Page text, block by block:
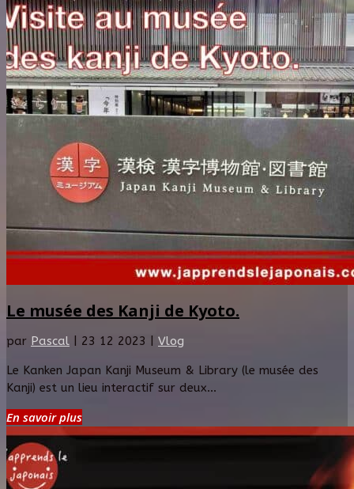
Le musée des Kanji de Kyoto.
par Pascal 23 12 2023 Vlog
Le Kanken Japan Kanji Museum & Library (le musée des
Kanji) est un lieu interactif sur deux...
En savoir plus